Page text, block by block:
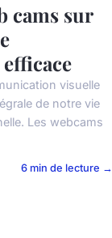
cams sur
visuelle
de notre vie
Les webcams
6 min de lecture →